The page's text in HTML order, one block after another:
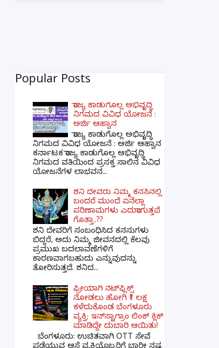
Popular Posts
ರಾಜ್ಯ ಕಾಡುಗೊಲ್ಲ ಅಭಿವೃದ್ಧಿ
ನಿಗಮದ ವಿವಿಧ ಯೋಜನೆ :
ಅರ್ಜಿ ಆಹ್ವಾನ
ರಾಜ್ಯ ಕಾಡುಗೊಲ್ಲ ಅಭಿವೃದ್ಧಿ
ನಿಗಮದ ವಿವಿಧ ಯೋಜನೆ : ಅರ್ಜಿ ಆಹ್ವಾನ
ಕರ್ನಾಟಕ ರಾಜ್ಯ ಕಾಡುಗೊಲ್ಲ ಅಭಿವೃದ್ಧಿ
ನಿಗಮದ ವತಿಯಿಂದ ಪ್ರಸಕ್ತ ಸಾಲಿನ ವಿವಿಧ
ಯೋಜನೆಗಳ ಲಾಭವನ...
ಶನಿ ದೇವರು ನಿಮ್ಮ ಕನಸಿನಲ್ಲಿ
ಬಂದರೆ ಮುಂದೆ ಏನೆಲ್ಲಾ
ಪರಿಣಾಮಗಳು ಎದುರಾಗುತ್ತವೆ
ಗೊತ್ತಾ..??
ಶನಿ ದೇವರಿಗೆ ಸಂಬಂಧಿಸಿದ ಕನಸುಗಳು
ಬಿದ್ದರೆ, ಅದು ನಿಮ್ಮ ಜೀವನದಲ್ಲಿ ಕೆಲವು
ಪ್ರಮುಖ ಬದಲಾವಣೆಗಳಿಗೆ
ಕಾರಣವಾಗಬಹುದು ಎನ್ನುವುದನ್ನು
ತೋರಿಸುತ್ತದೆ. ಶನಿದ...
ಫ್ರೀಯಾಗಿ ನೆಟ್‌ಫ್ಲಿಕ್ಸ್
ನೋಡಲು ಹೋಗಿ ₹1 ಲಕ್ಷ
ಕಳೆದುಕೊಂಡ ಬೆಂಗಳೂರು
ವ್ಯಕ್ತಿ; ಇನ್‌ಸ್ಟಾಗ್ರಾಂ ಲಿಂಕ್ ಕ್ಲಿಕ್
ಮಾಡಿದ್ದೇ ದುಬಾರಿ ಆಯಿತು!
ಬೆಂಗಳೂರು: ಉಚಿತವಾಗಿ OTT ಸೇವೆ